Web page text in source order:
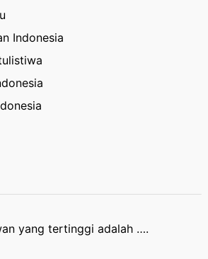
Indonesia
yang tertinggi adalah ….